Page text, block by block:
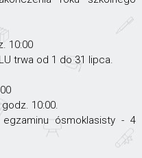
10:00
trwa od 1 do 31 lipca.
10:00.
ósmoklasisty - 4